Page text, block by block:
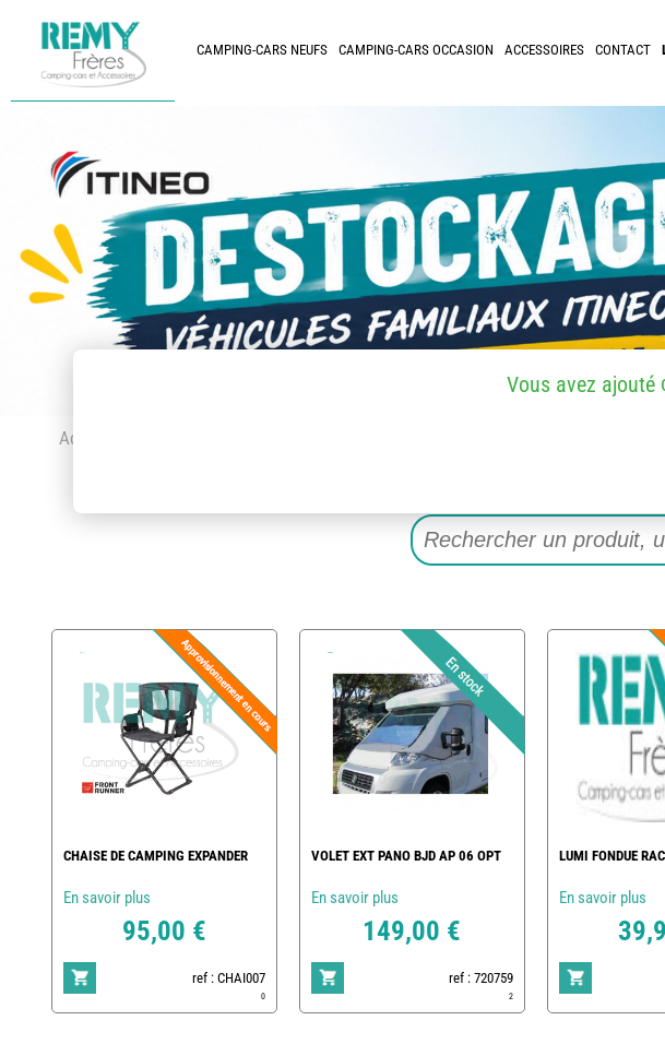
CAMPING-CARS NEUFS CAMPING-CARS OCCASION ACCESSOIRES CONTACT
Accueil
Vous avez ajouté
CHAISE DE CAMPING EXPANDER
En savoir plus
95,00 €
ref : CHAI007
0
VOLET EXT PANO BJD AP 06 OPT
En savoir plus
149,00 €
ref : 720759
2
LUMI FONDUE
En savoir plus